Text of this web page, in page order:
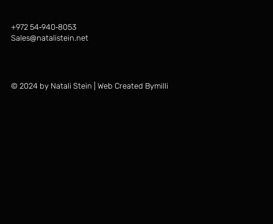
‪+972 54‑940‑8053‬
Sales@natalistein.net
© 2024 by Natali Stein | Web Created Bymilli